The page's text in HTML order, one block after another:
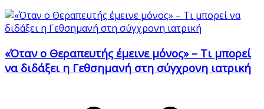
«Όταν ο Θεραπευτής έμεινε μόνος» – Τι μπορεί
να διδάξει η Γεθσημανή στη σύγχρονη ιατρική